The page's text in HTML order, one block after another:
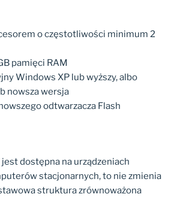
o częstotliwości minimum 2
pamięci RAM
Windows XP lub wyższy, albo
nowsza wersja
odtwarzacza Flash
jest dostępna na urządzeniach
stacjonarnych, to nie zmienia
struktura zrównoważona